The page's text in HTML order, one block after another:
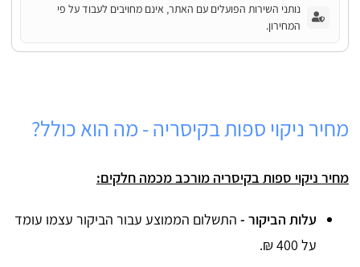
נותני השירות הפועלים עם האתר, אינם מחויבים לעבוד על פי
המחירון.
מחיר ניקוי ספות בקיסריה - מה הוא כולל?
מחיר ניקוי ספות בקיסריה מורכב מכמה חלקים:
עלות הביקור - התשלום הממוצע עבור הביקור עצמו עומד
על 400 ₪.